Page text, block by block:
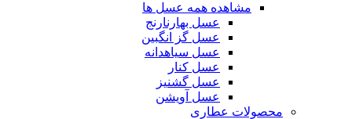
مشاهده همه عسل ها
عسل بهارنارنج
عسل گز انگبین
عسل سیاهدانه
عسل کنار
عسل گشنیز
عسل آویشن
محصولات عطاری